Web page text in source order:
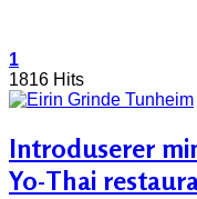
1
1816 Hits
Introduserer
Yo-Thai